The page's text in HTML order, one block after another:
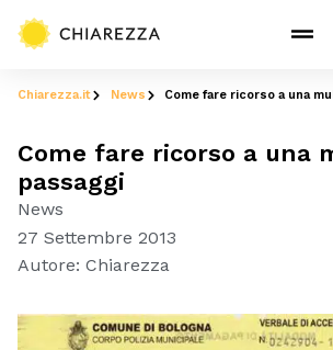
Chiarezza.it News Come fare ricorso a una
Come fare ricorso a una
passaggi
News
27 Settembre 2013
Autore: Chiarezza